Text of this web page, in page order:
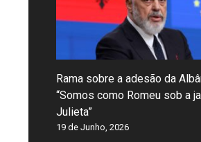
Rama sobre a adesão da
“Somos como Romeu sob a
Julieta”
19 de Junho, 2026